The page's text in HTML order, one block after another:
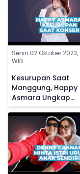
Senin 02 Oktober 2023,
WIB
Kesurupan Saat
Manggung, Happy
Asmara Ungkap
Kedekatannya
Makhluk Halus